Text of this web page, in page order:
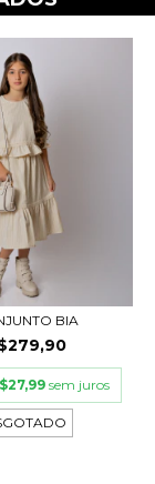
BIA
sem juros